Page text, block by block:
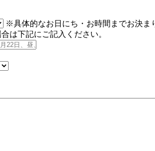
※具体的なお日にち・お時間までお決ま
は下記にご記入ください。